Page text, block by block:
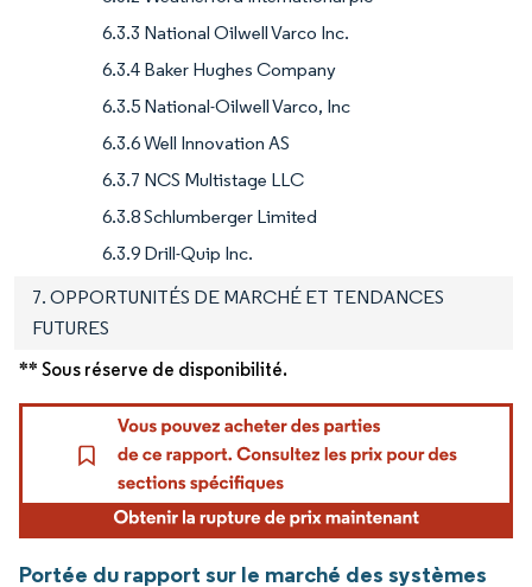
6.3.3 National Oilwell Varco Inc.
6.3.4 Baker Hughes Company
6.3.5 National-Oilwell Varco, Inc
6.3.6 Well Innovation AS
6.3.7 NCS Multistage LLC
6.3.8 Schlumberger Limited
6.3.9 Drill-Quip Inc.
7. OPPORTUNITÉS DE MARCHÉ ET TENDANCES
FUTURES
** Sous réserve de disponibilité.
Portée du rapport sur le marché des systèmes